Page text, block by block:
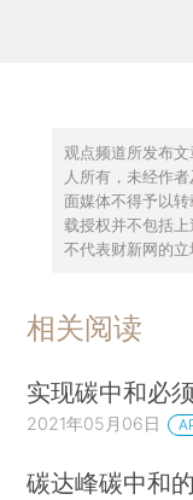
观点频道所发布
人所有，未经作
面媒体不得予以
载授权并不包括上
不代表财新网的立
相关阅读
实现碳中和必
2021年05月06日
碳达峰碳中和